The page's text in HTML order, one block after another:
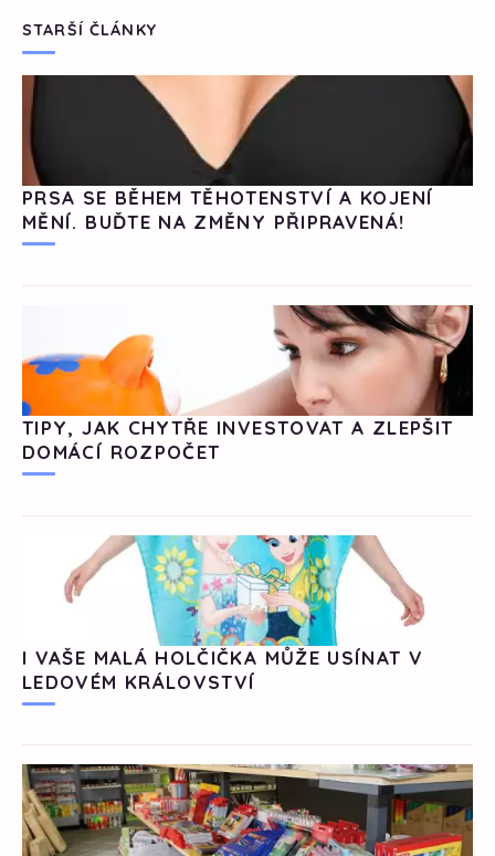
STARŠÍ ČLÁNKY
PRSA SE BĚHEM TĚHOTENSTVÍ A KOJENÍ
MĚNÍ. BUĎTE NA ZMĚNY PŘIPRAVENÁ!
TIPY, JAK CHYTŘE INVESTOVAT A ZLEPŠIT
DOMÁCÍ ROZPOČET
I VAŠE MALÁ HOLČIČKA MŮŽE USÍNAT V
LEDOVÉM KRÁLOVSTVÍ